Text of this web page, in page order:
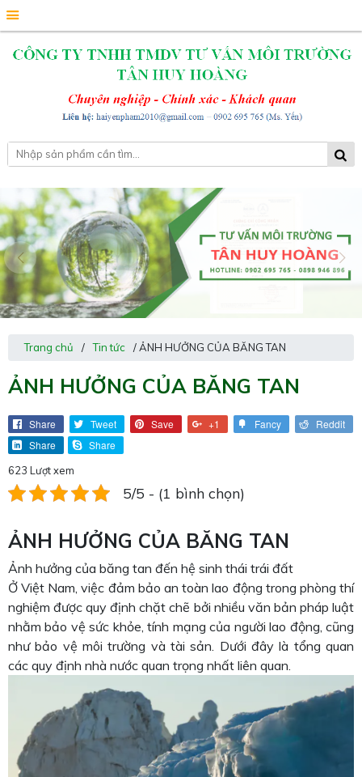
Trang chủ / Tin tức / ẢNH HƯỞNG CỦA BĂNG TAN
ẢNH HƯỞNG CỦA BĂNG TAN
Share Tweet Save +1 Fancy
Reddit
Share
Share
623 Lượt xem
5/5 - (1 bình chọn)
ẢNH HƯỞNG CỦA BĂNG TAN
Ảnh hưởng của băng tan đến hệ sinh thái trái đất
Ở Việt Nam, việc đảm bảo an toàn lao động trong phòng thí
nghiệm được quy định chặt chẽ bởi nhiều văn bản pháp luật
nhằm bảo vệ sức khỏe, tính mạng của người lao động, cũng
như bảo vệ môi trường và tài sản. Dưới đây là tổng quan
các quy định nhà nước quan trọng nhất liên quan.